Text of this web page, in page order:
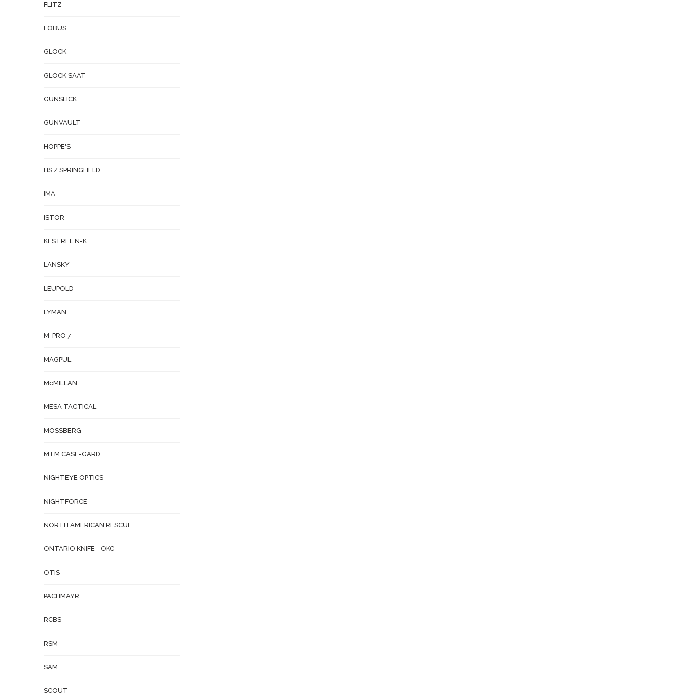
FLITZ
FOBUS
GLOCK
GLOCK SAAT
GUNSLICK
GUNVAULT
HOPPE'S
HS / SPRINGFIELD
IMA
ISTOR
KESTREL N-K
LANSKY
LEUPOLD
LYMAN
M-PRO 7
MAGPUL
McMILLAN
MESA TACTICAL
MOSSBERG
MTM CASE-GARD
NIGHTEYE OPTICS
NIGHTFORCE
NORTH AMERICAN RESCUE
ONTARIO KNIFE - OKC
OTIS
PACHMAYR
RCBS
RSM
SAM
SCOUT